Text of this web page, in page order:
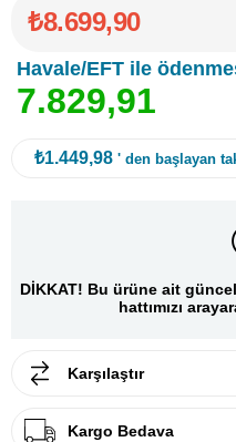
₺8.699,90
Havale/EFT ile
7.829,91
₺1.449,98 ' den başlayan
DİKKAT! Bu ürüne ait
hattımızı
Karşılaştır
Kargo Bedava